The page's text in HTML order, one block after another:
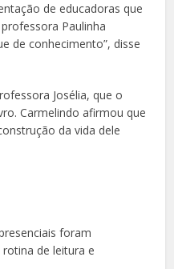
de educadoras que
Paulinha
de conhecimento”, disse
Josélia, que o
Carmelindo afirmou que
da vida dele
foram
de leitura e